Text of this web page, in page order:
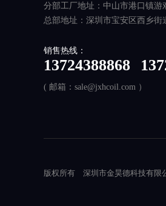
分部工厂地址：中山市港口镇游
总部地址：深圳市宝安区西乡街
销售热线：
13724388868
( 邮箱：sale@jxhcoil.com ）
版权所有 深圳市金昊德科技有限